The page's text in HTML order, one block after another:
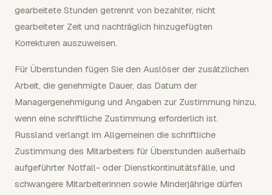
gearbeitete Stunden getrennt von bezahlter, nicht
gearbeiteter Zeit und nachträglich hinzugefügten
Korrekturen auszuweisen.
Für Überstunden fügen Sie den Auslöser der zusätzlichen
Arbeit, die genehmigte Dauer, das Datum der
Managergenehmigung und Angaben zur Zustimmung hinzu,
wenn eine schriftliche Zustimmung erforderlich ist.
Russland verlangt im Allgemeinen die schriftliche
Zustimmung des Mitarbeiters für Überstunden außerhalb
aufgeführter Notfall- oder Dienstkontinuitätsfälle, und
schwangere Mitarbeiterinnen sowie Minderjährige dürfen